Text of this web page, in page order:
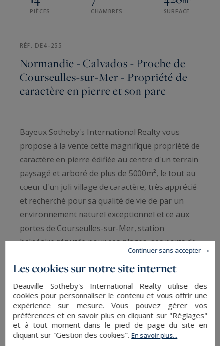
PIÈCES CHAMBRES SURFACE
RÉF. DE4-255
Normandie - Calvados - Proche de
Courseulles-sur-Mer - Propriété de
caractère en pierre et son parc
Bayeux Sotheby's International Realty vous
propose à la vente cette magnifique propriété de
caractère en pierre édifiée au centre d'un terrain
paysagé et arboré de plus de 5000m², le tout au
coeur d'un joli village de caractère, très apprécié
et recherché pour sa qualité de vie de par un
environnement naturel exceptionnel et ce aux
portes de Courseulles-sur-Mer, station
balnéaire réputée pour ses plages, ses ports de
plaisance et de pêche et ses nombreux
restaurants.
Cet ensemble immobilier de type ancien corps de
ferme du Bessin est notamment composé d'une
maison d'habitation principale, de type longère,
développant une surface habitable d'environ
Les cookies sur notre site internet
Deauville Sotheby's International Realty utilise des
cookies pour personnaliser le contenu et vous offrir une
expérience sur mesure. Vous pouvez gérer vos
préférences et en savoir plus en cliquant sur "Réglages"
et à tout moment dans le pied de page du site en
cliquant sur "Gestion des cookies".En savoir plus...
Continuer sans accepter